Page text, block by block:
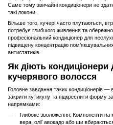
Саме тому звичайні кондиціонери не
такі локони.
Більше того, кучері часто плутаються,
потребує глибшого живлення та
професіональний кондиціонер для
підвищену концентрацію
антистатиків.
Як діють кондиціонери
кучерявого волосся
Головне завдання таких кондиціонерів —
закрити кутикулу та підкреслити форму
напрямками:
Глибоке зволоження. Компоненти на
вера, олії авокадо або ши